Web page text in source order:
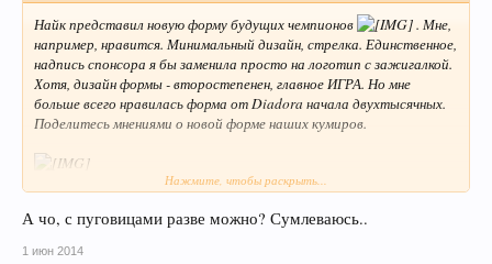
Найк представил новую форму будущих чемпионов
. Мне,
например, нравится. Минимальный дизайн, стрелка. Единственное,
надпись спонсора я бы заменила просто на логотип с зажигалкой.
Хотя, дизайн формы - второстепенен, главное ИГРА. Но мне
больше всего нравилась форма от Diadora начала двухтысячных.
Поделитесь мнениями о новой форме наших кумиров.
Нажмите, чтобы раскрыть...
А чо, с пуговицами разве можно? Сумлеваюсь..
1 июн 2014